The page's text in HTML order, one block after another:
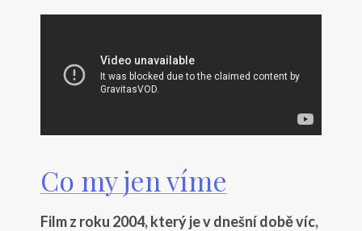
Co my jen víme
Film z roku 2004, který je v dnešní době víc,